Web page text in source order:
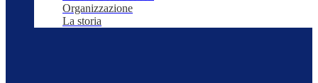
Organizzazione
La storia